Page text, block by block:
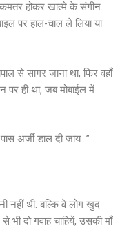
होकर खात्मे के संगीन
पर हाल-चाल ले लिया या
से सागर जाना था, फिर वहाँ
ही था, जब मोबाईल में
अर्जी डाल दी जाय…”
नहीं थी. बल्कि वे लोग खुद
दो गवाह चाहियें, उसकी माँ